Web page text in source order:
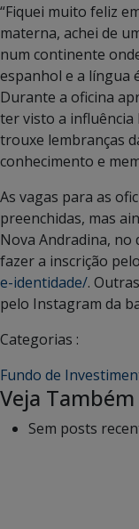
“Fiquei muito feliz
materna, achei de
num continente
espanhol e a língua
Durante a oficina
ter visto a influência
trouxe lembranças
conhecimento e
As vagas para as
preenchidas, mas
Nova Andradina, no
fazer a inscrição
e-identidade/.
pelo Instagram da
Categorias :
Fundo de
Veja Também
Sem posts